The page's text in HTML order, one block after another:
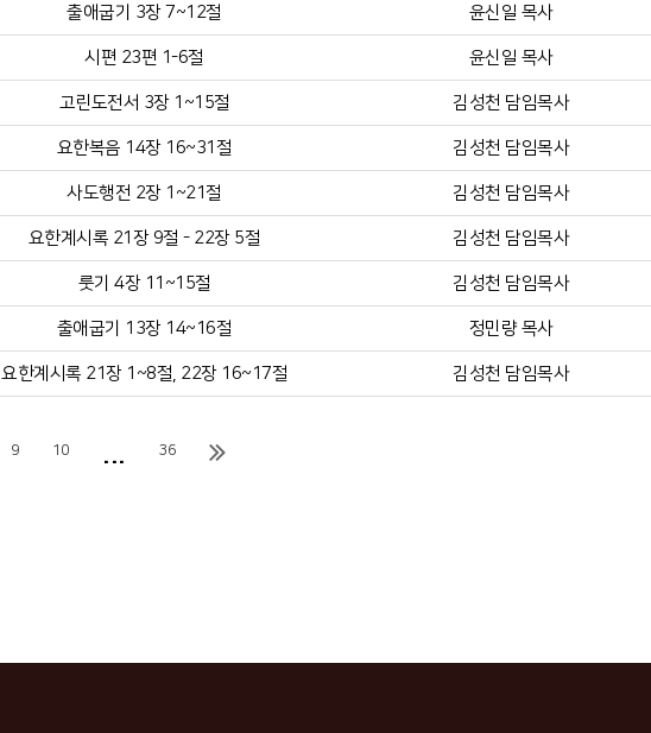
출애굽기 3장 7~12절 윤신일 목사
시편 23편 1-6절 윤신일 목사
고린도전서 3장 1~15절 김성천 담임목사
요한복음 14장 16~31절 김성천 담임목사
사도행전 2장 1~21절 김성천 담임목사
요한계시록 21장 9절 - 22장 5절 김성천 담임목사
룻기 4장 11~15절 김성천 담임목사
출애굽기 13장 14~16절 정민량 목사
요한계시록 21장 1~8절, 22장 16~17절 김성천 담임목사
9 10 ... 36